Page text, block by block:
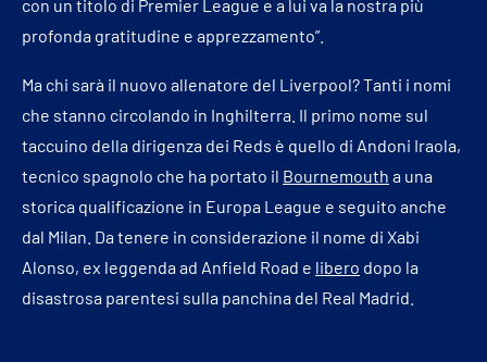
con un titolo di Premier League e a lui va la nostra più
profonda gratitudine e apprezzamento”.
Ma chi sarà il nuovo allenatore del Liverpool? Tanti i nomi
che stanno circolando in Inghilterra. Il primo nome sul
taccuino della dirigenza dei Reds è quello di Andoni Iraola,
tecnico spagnolo che ha portato il Bournemouth a una
storica qualificazione in Europa League e seguito anche
dal Milan. Da tenere in considerazione il nome di Xabi
Alonso, ex leggenda ad Anfield Road e libero dopo la
disastrosa parentesi sulla panchina del Real Madrid.